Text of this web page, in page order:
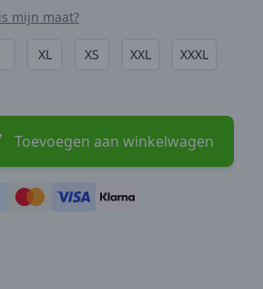
mijn maat?
XL XS XXL XXXL
Toevoegen aan winkelwagen